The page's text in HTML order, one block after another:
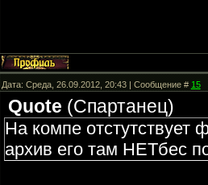
Дата: Среда, 26.09.2012, 20:43 | Сообщение #15
Quote (Спартанец)
На компе
архив его там НЕТбес